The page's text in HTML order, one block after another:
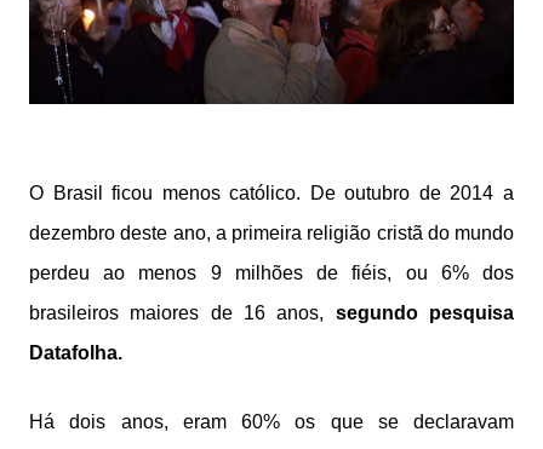
O Brasil ficou menos católico. De outubro de 2014 a
dezembro deste ano, a primeira religião cristã do mundo
perdeu ao menos 9 milhões de fiéis, ou 6% dos
brasileiros maiores de 16 anos, segundo pesquisa
Datafolha.
Há dois anos, eram 60% os que se declaravam